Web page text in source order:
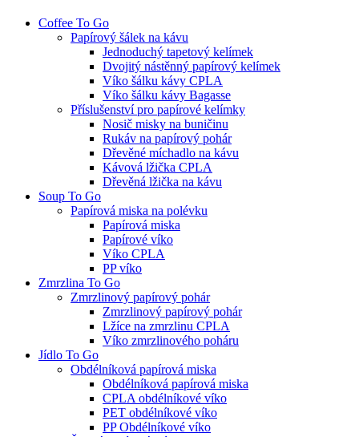
Coffee To Go
Papírový šálek na kávu
Jednoduchý tapetový kelímek
Dvojitý nástěnný papírový kelímek
Víko šálku kávy CPLA
Víko šálku kávy Bagasse
Příslušenství pro papírové kelímky
Nosič misky na buničinu
Rukáv na papírový pohár
Dřevěné míchadlo na kávu
Kávová lžička CPLA
Dřevěná lžička na kávu
Soup To Go
Papírová miska na polévku
Papírová miska
Papírové víko
Víko CPLA
PP víko
Zmrzlina To Go
Zmrzlinový papírový pohár
Zmrzlinový papírový pohár
Lžíce na zmrzlinu CPLA
Víko zmrzlinového poháru
Jídlo To Go
Obdélníková papírová miska
Obdélníková papírová miska
CPLA obdélníkové víko
PET obdélníkové víko
PP Obdélníkové víko